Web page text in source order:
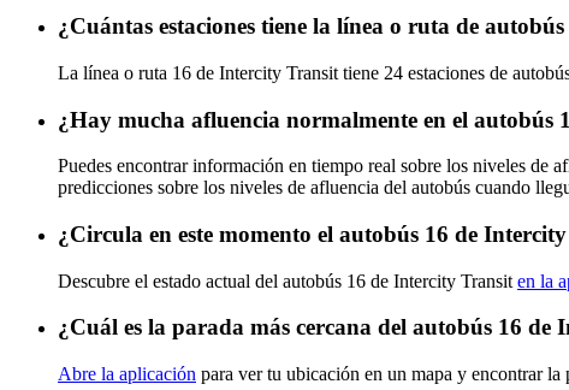
¿Cuántas estaciones tiene la línea o ruta de
La línea o ruta 16 de Intercity Transit tiene 24 estaciones de
¿Hay mucha afluencia normalmente en el autobús
Puedes encontrar información en tiempo real sobre los niveles de
predicciones sobre los niveles de afluencia del autobús cuando
¿Circula en este momento el autobús 16 de
Descubre el estado actual del autobús 16 de Intercity Transit en la
¿Cuál es la parada más cercana del autobús 16 de
Abre la aplicación para ver tu ubicación en un mapa y encontrar la